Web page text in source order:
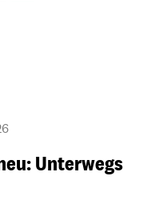
Unterwegs